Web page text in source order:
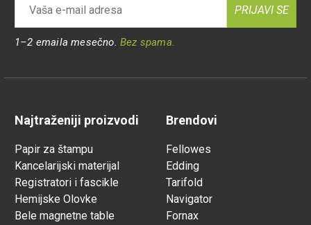
PRIJAVI SE
1–2 emaila mesečno. Bez spama.
Najtraženiji proizvodi
Papir za štampu
Kancelarijski materijal
Registratori i fascikle
Hemijske Olovke
Bele magnetne table
Brendovi
Fellowes
Edding
Tarifold
Navigator
Fornax